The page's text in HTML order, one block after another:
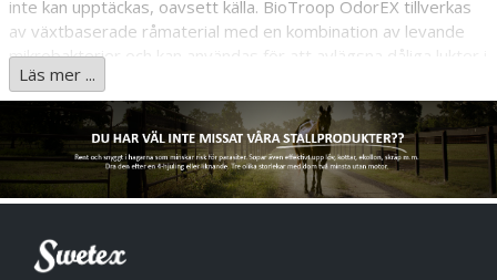
inte kan upptäckas, oavsett källa. BioTroop OdorEX tillverkas
av växtbaserade råmaterial med en kombination av levande
mikrobakterier och kan användas för att avlägsna dåliga lukter i
bostäder, på hotell och restauranger, vårdanläggningar,
hobby- och fritidsanläggningar samt inom djurskötsel och vid
rengöring av fordon.
Läs mer ...